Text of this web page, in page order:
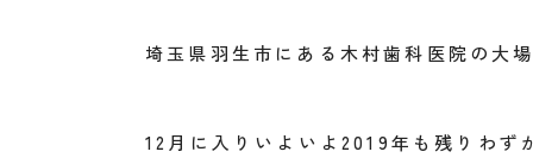
埼玉県羽生市にある木村歯科医院の大
12月に入りいよいよ2019年も残りわ